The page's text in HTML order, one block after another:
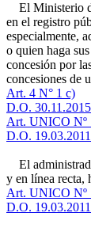
El Ministerio
en el registro
especialmente,
o quien haga
concesión por
concesiones de
Art. 4 N° 1 c)
D.O. 30.11.2015
Art. UNICO Nº
D.O. 19.03.2011
El
y en línea recta,
Art. UNICO Nº
D.O. 19.03.2011